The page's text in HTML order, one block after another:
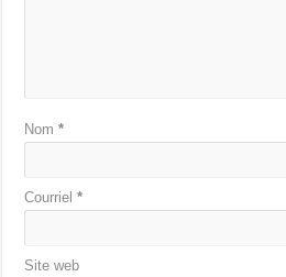
Nom*
Courriel*
Site web